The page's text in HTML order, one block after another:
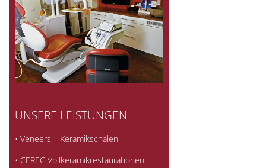
UNSERE LEISTUNGEN
• Veneers – Keramikschalen
• CEREC Vollkeramikrestaurationen